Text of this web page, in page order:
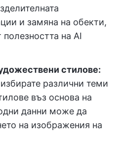
и замяна на обекти,
на AI
стилове:
различни теми
въз основа на
данни може да
на изображения на